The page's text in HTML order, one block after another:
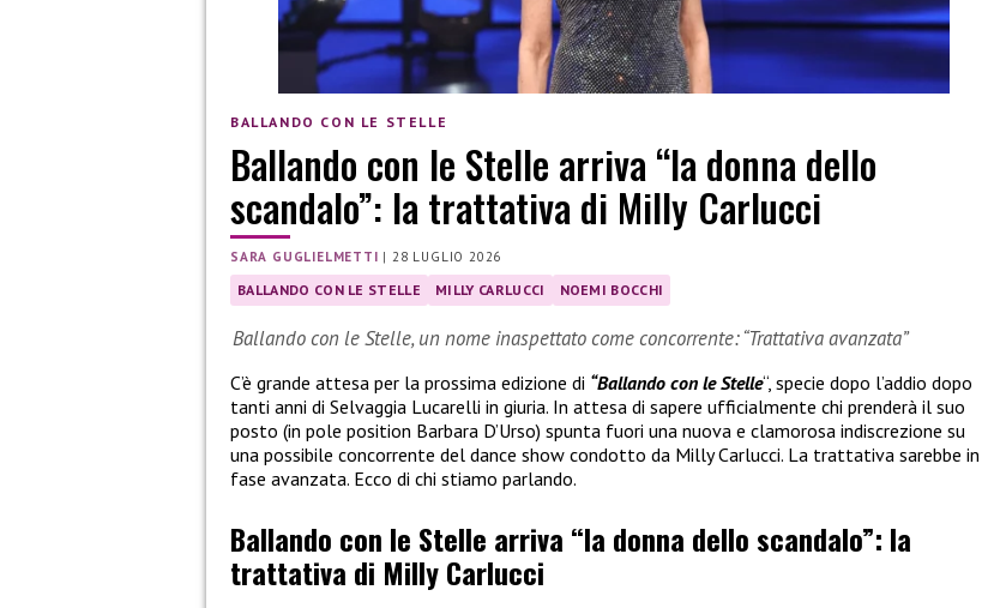
BALLANDO CON LE STELLE
Ballando con le Stelle arriva “la donna dello
scandalo”: la trattativa di Milly Carlucci
SARA GUGLIELMETTI |28 LUGLIO 2026
BALLANDO CON LE STELLE MILLY CARLUCCI NOEMI BOCCHI
Ballando con le Stelle, un nome inaspettato come concorrente: “Trattativa avanzata”
C’è grande attesa per la prossima edizione di “Ballando con le Stelle“, specie dopo l’addio dopo
tanti anni di Selvaggia Lucarelli in giuria. In attesa di sapere ufficialmente chi prenderà il suo
posto (in pole position Barbara D’Urso) spunta fuori una nuova e clamorosa indiscrezione su
una possibile concorrente del dance show condotto da Milly Carlucci. La trattativa sarebbe in
fase avanzata. Ecco di chi stiamo parlando.
Ballando con le Stelle arriva “la donna dello scandalo”: la
trattativa di Milly Carlucci